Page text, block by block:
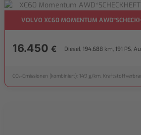
VOLVO XC60 MOMENTUM
16.450 € Diesel, 194.688 km, 191 PS,
CO₂-Emissionen (kombiniert): 149 g/km,